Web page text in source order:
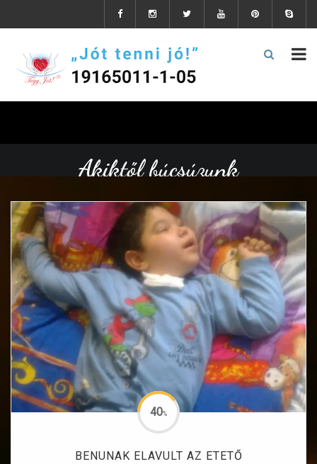
Akiktől búcsúzunk
BENUNAK ELAVULT AZ ETETŐ
40%